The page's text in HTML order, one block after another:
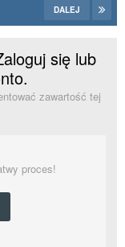
DALEJ
się lub
zawartość tej
proces!